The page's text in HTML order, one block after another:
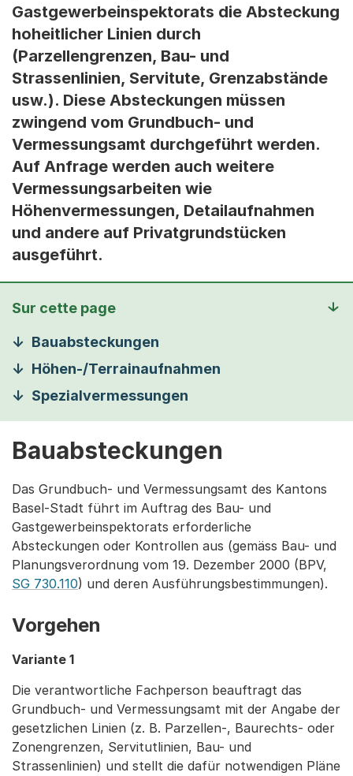
Gastgewerbeinspektorats die Absteckung
hoheitlicher Linien durch
(Parzellengrenzen, Bau- und
Strassenlinien, Servitute, Grenzabstände
usw.). Diese Absteckungen müssen
zwingend vom Grundbuch- und
Vermessungsamt durchgeführt werden.
Auf Anfrage werden auch weitere
Vermessungsarbeiten wie
Höhenvermessungen, Detailaufnahmen
und andere auf Privatgrundstücken
ausgeführt.
Sur cette page
Bauabsteckungen
Höhen-/Terrainaufnahmen
Spezialvermessungen
Bauabsteckungen
Das Grundbuch- und Vermessungsamt des Kantons
Basel-Stadt führt im Auftrag des Bau- und
Gastgewerbeinspektorats erforderliche
Absteckungen oder Kontrollen aus (gemäss Bau- und
Planungsverordnung vom 19. Dezember 2000 (BPV,
SG 730.110) und deren Ausführungsbestimmungen).
Vorgehen
Variante 1
Die verantwortliche Fachperson beauftragt das
Grundbuch- und Vermessungsamt mit der Angabe der
gesetzlichen Linien (z. B. Parzellen-, Baurechts- oder
Zonengrenzen, Servitutlinien, Bau- und
Strassenlinien) und stellt die dafür notwendigen Pläne